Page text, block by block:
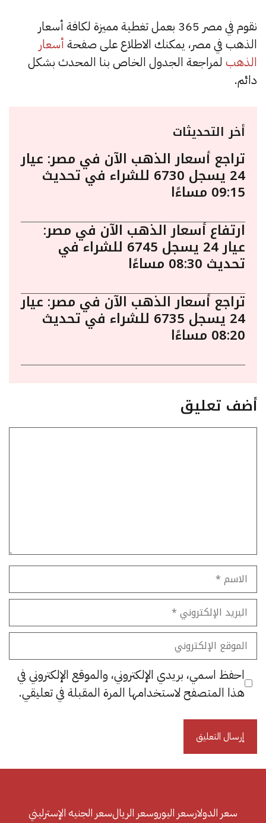
نقوم في مصر 365 بعمل تغطية مميزة لكافة أسعار
الذهب في مصر، يمكنك الاطلاع على صفحة أسعار
الذهب لمراجعة الجدول الخاص بنا المحدث بشكل
دائم.
أخر التحديثات
تراجع أسعار الذهب الآن في مصر: عيار
24 يسجل 6730 للشراء في تحديث
09:15 مساءًا
ارتفاع أسعار الذهب الآن في مصر:
عيار 24 يسجل 6745 للشراء في
تحديث 08:30 مساءًا
تراجع أسعار الذهب الآن في مصر: عيار
24 يسجل 6735 للشراء في تحديث
08:20 مساءًا
أضف تعليق
الاسم
البريد
الإلكتروني
الموقع
الإلكتروني
احفظ اسمي، بريدي الإلكتروني، والموقع الإلكتروني في
هذا المتصفح لاستخدامها المرة المقبلة في تعليقي.
سعر الدولارسعر اليوروسعر الريالسعر الجنيه الإسترليني